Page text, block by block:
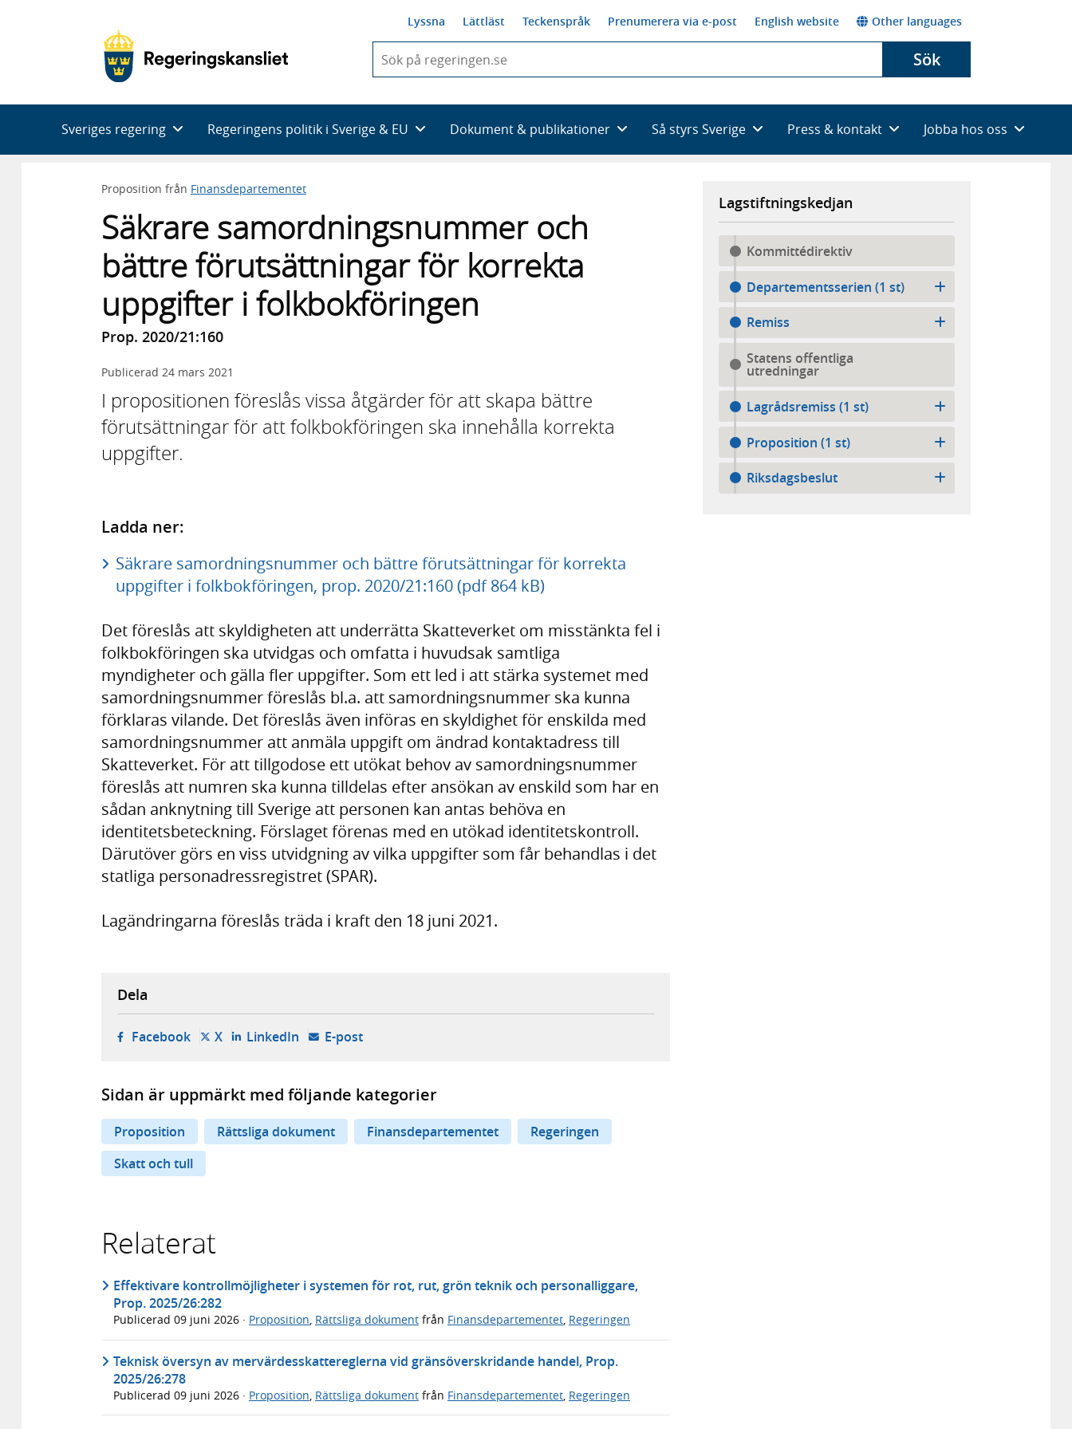
Lyssna Lättläst Teckenspråk Prenumerera via e-post English website Other languages
du
skriva
framträder
en
Sök
Sveriges regering Regeringens politik i Sverige & EU Dokument & publikationer Så styrs Sverige Press & kontakt Jobba hos oss
Proposition från Finansdepartementet
Säkrare samordningsnummer och
bättre förutsättningar för korrekta
uppgifter i folkbokföringen
Prop. 2020/21:160
Publicerad 24 mars 2021
I propositionen föreslås vissa åtgärder för att skapa bättre
förutsättningar för att folkbokföringen ska innehålla korrekta
uppgifter.
Ladda ner:
Säkrare samordningsnummer och bättre förutsättningar för korrekta
uppgifter i folkbokföringen, prop. 2020/21:160 (pdf 864 kB)
Det föreslås att skyldigheten att underrätta Skatteverket om misstänkta fel i
folkbokföringen ska utvidgas och omfatta i huvudsak samtliga
myndigheter och gälla fler uppgifter. Som ett led i att stärka systemet med
samordningsnummer föreslås bl.a. att samordningsnummer ska kunna
förklaras vilande. Det föreslås även införas en skyldighet för enskilda med
samordningsnummer att anmäla uppgift om ändrad kontaktadress till
Skatteverket. För att tillgodose ett utökat behov av samordningsnummer
föreslås att numren ska kunna tilldelas efter ansökan av enskild som har en
sådan anknytning till Sverige att personen kan antas behöva en
identitetsbeteckning. Förslaget förenas med en utökad identitetskontroll.
Därutöver görs en viss utvidgning av vilka uppgifter som får behandlas i det
statliga personadressregistret (SPAR).
Lagändringarna föreslås träda i kraft den 18 juni 2021.
Lagstiftningskedjan
Kommittédirektiv
Departementsserien (1 st)
Remiss
Statens offentliga
utredningar
Lagrådsremiss (1 st)
Proposition (1 st)
Riksdagsbeslut
Dela
Facebook- öppnas i ny flik, extern webbplats,
X- öppnas i ny flik, extern webbplats,
LinkedIn- öppnas i ny flik, extern webbplats,
E-post- öppnar din e-postklient,
Sidan är uppmärkt med följande kategorier
Proposition Rättsliga dokument Finansdepartementet
Regeringen
Skatt och tull
Relaterat
Effektivare kontrollmöjligheter i systemen för rot, rut, grön teknik och personalliggare,
Prop. 2025/26:282
Publicerad 09 juni 2026 · Proposition, Rättsliga dokument från Finansdepartementet, Regeringen
Teknisk översyn av mervärdesskattereglerna vid gränsöverskridande handel, Prop.
2025/26:278
Publicerad 09 juni 2026 · Proposition, Rättsliga dokument från Finansdepartementet, Regeringen